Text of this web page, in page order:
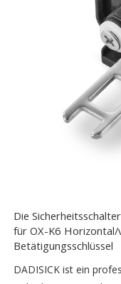
Die
für OX-K6
Betätigungsschlüssel
DADISICK ist ein